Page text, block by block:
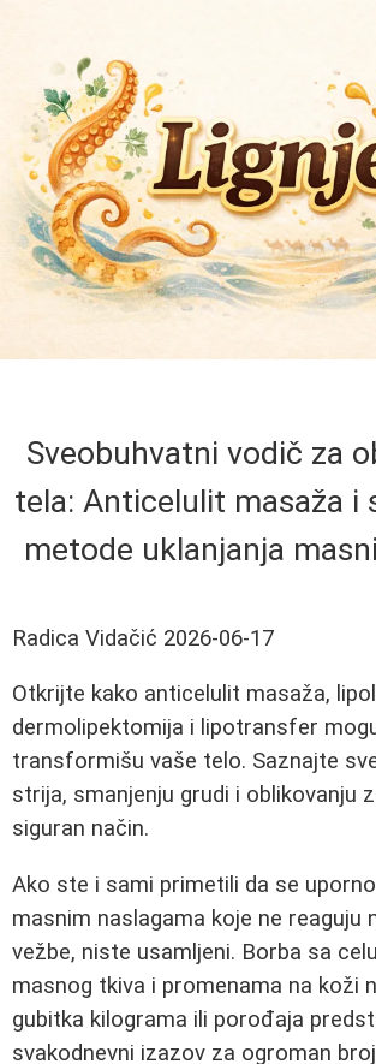
Sveobuhvatni vodič za
tela: Anticelulit masaža i
metode uklanjanja
Radica Vidačić 2026-06-17
Otkrijte kako anticelulit masaža,
dermolipektomija i lipotransfer
transformišu vaše telo. Saznajte
strija, smanjenju grudi i oblikovanju
siguran način.
Ako ste i sami primetili da se
masnim naslagama koje ne reaguju
vežbe, niste usamljeni. Borba sa
masnog tkiva i promenama na koži
gubitka kilograma ili porođaja
svakodnevni izazov za ogroman